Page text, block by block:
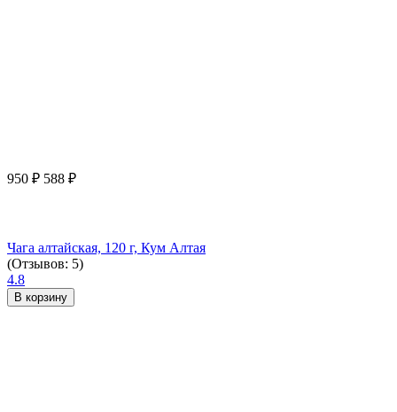
950 ₽ 588 ₽
Чага алтайская, 120 г, Кум Алтая
(Отзывов: 5)
4.8
В корзину